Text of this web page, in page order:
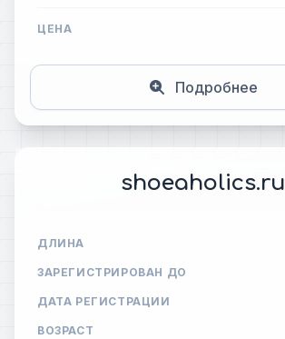
ЦЕНА
Подробнее
shoeaholics.ru
ДЛИНА
ЗАРЕГИСТРИРОВАН ДО
ДАТА РЕГИСТРАЦИИ
ВОЗРАСТ